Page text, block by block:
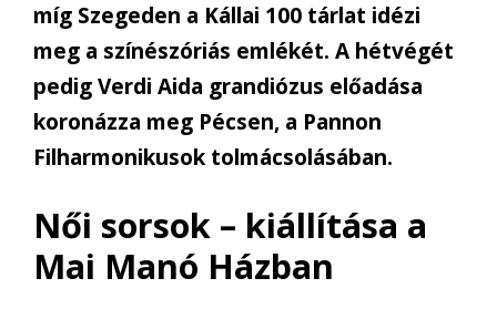
míg Szegeden a Kállai 100 tárlat idézi
meg a színészóriás emlékét. A hétvégét
pedig Verdi Aida grandiózus előadása
koronázza meg Pécsen, a Pannon
Filharmonikusok tolmácsolásában.
Női sorsok – kiállítása a
Mai Manó Házban